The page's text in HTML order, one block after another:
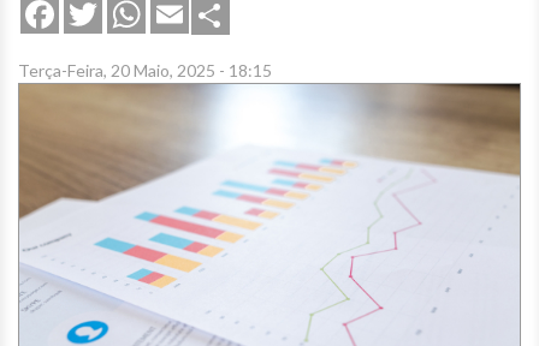
FacebookTwitterWhatsApp
Email
Terça-Feira, 20 Maio, 2025 - 18:15